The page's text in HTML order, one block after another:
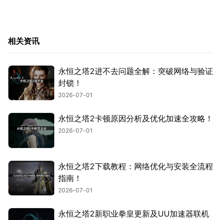
相关资讯
永恒之塔2进不去问题全解：突破网络与验证
封锁！
2026-07-01
永恒之塔2卡顿原因分析及优化加速全攻略！
2026-07-01
永恒之塔2下载教程：网络优化与安装全流程
指南！
2026-07-01
永恒之塔2新职业拳皇更新及UU加速器联机